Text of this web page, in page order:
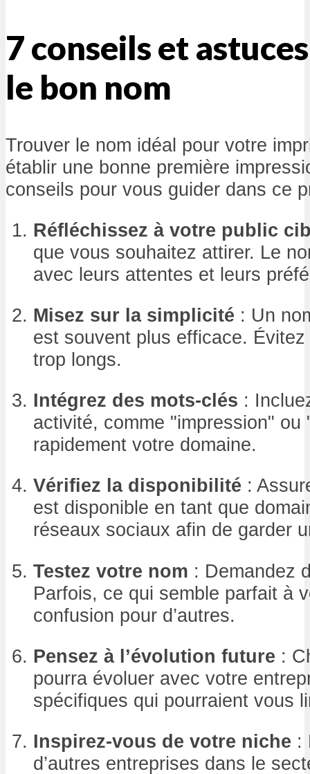
7 conseils et
le bon nom
Trouver le nom idéal pour votre
établir une bonne première
conseils pour vous guider dans ce
Réfléchissez à votre public
que vous souhaitez attirer. Le
avec leurs attentes et leurs
Misez sur la simplicité : Un
est souvent plus efficace.
trop longs.
Intégrez des mots-clés :
activité, comme "impression" ou
rapidement votre domaine.
Vérifiez la disponibilité :
est disponible en tant que
réseaux sociaux afin de garder
Testez votre nom : Demandez
Parfois, ce qui semble parfait à
confusion pour d’autres.
Pensez à l’évolution future :
pourra évoluer avec votre
spécifiques qui pourraient vous
Inspirez-vous de votre niche :
d’autres entreprises dans le